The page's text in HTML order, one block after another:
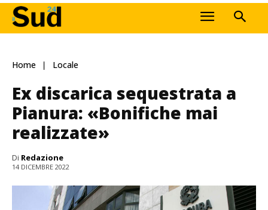
Home Locale
Ex discarica sequestrata a
Pianura: «Bonifiche mai
realizzate»
Di Redazione
14 DICEMBRE 2022